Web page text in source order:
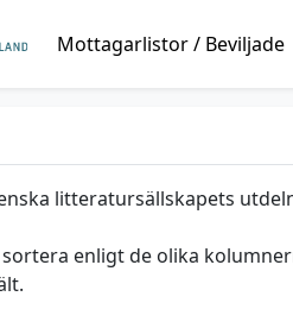
Mottagarlistor / Beviljade
litteratursällskapets
enligt de olika